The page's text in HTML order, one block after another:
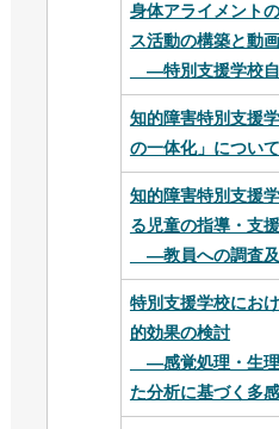
身体アライメント
ス活動の構築と動
―特別支援学校
知的障害特別支援
の一体化」について
知的障害特別支援
る児童の指導・支
―教員への調査
特別支援学校にお
的効果の検討
―感覚処理・生理
た分析に基づく多